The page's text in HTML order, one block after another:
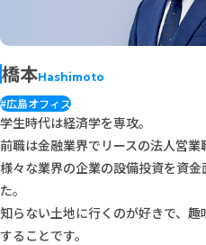
橋本Hashimoto
#広島オフィス
学生時代は経済学を専攻。
前職は金融業界でリースの法人営業
様々な業界の企業の設備投資を資
た。
知らない土地に行くのが好きで、
することです。